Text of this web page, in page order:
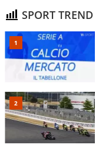
SPORT TREND